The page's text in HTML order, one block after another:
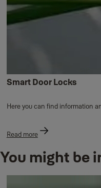
Smart Door Locks
Here you can find information
Read more
You might be